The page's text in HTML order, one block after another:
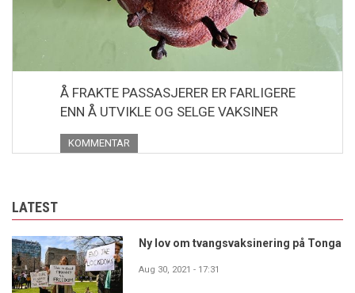
Å FRAKTE PASSASJERER ER FARLIGERE
ENN Å UTVIKLE OG SELGE VAKSINER
KOMMENTAR
LATEST
Ny lov om tvangsvaksinering på Tonga
Aug 30, 2021 - 17:31